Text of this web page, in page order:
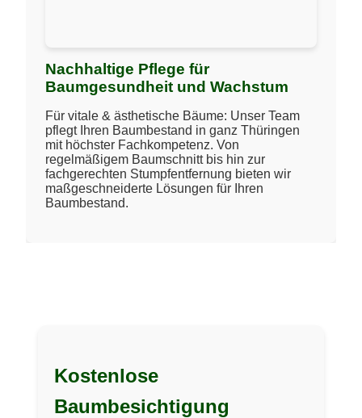
Nachhaltige Pflege für
Baumgesundheit und Wachstum
Für vitale & ästhetische Bäume: Unser Team
pflegt Ihren Baumbestand in ganz Thüringen
mit höchster Fachkompetenz. Von
regelmäßigem Baumschnitt bis hin zur
fachgerechten Stumpfentfernung bieten wir
maßgeschneiderte Lösungen für Ihren
Baumbestand.
Kostenlose
Baumbesichtigung